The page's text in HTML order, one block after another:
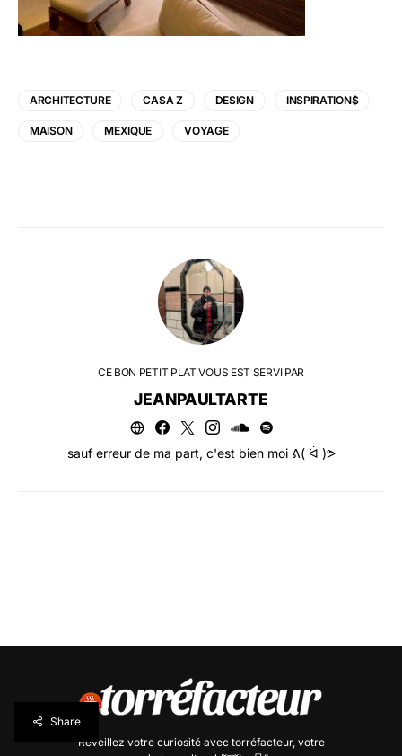
ARCHITECTURE CASA Z DESIGN INSPIRATION$
MAISON MEXIQUE VOYAGE
CE BON PETIT PLAT VOUS EST SERVI PAR
JEANPAULTARTE
sauf erreur de ma part, c'est bien moi ᕕ( ᐛ )ᕗ
Réveillez votre curiosité avec torréfacteur, votre
Share